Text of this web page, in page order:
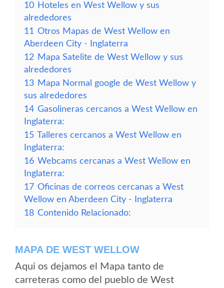
10 Hoteles en West Wellow y sus
alrededores
11 Otros Mapas de West Wellow en
Aberdeen City - Inglaterra
12 Mapa Satelite de West Wellow y sus
alrededores
13 Mapa Normal google de West Wellow y
sus alrededores
14 Gasolineras cercanos a West Wellow en
Inglaterra:
15 Talleres cercanos a West Wellow en
Inglaterra:
16 Webcams cercanas a West Wellow en
Inglaterra:
17 Oficinas de correos cercanas a West
Wellow en Aberdeen City - Inglaterra
18 Contenido Relacionado:
MAPA DE WEST WELLOW
Aqui os dejamos el Mapa tanto de
carreteras como del pueblo de West